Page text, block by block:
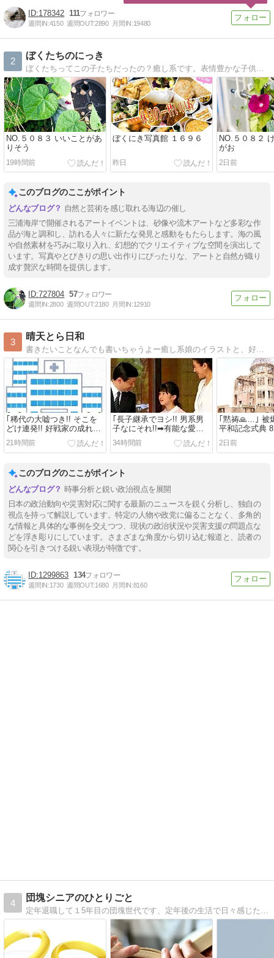
178342 111
週間IN:4150 週間OUT:2890 月間IN:19480
2
ぼくたちのにっき
ぼくたちってこの子たちだったの？癒し系です。表情豊かな子供達。北海道・千葉・岐阜・香川・奈良などのロケもあります。どうぞ遊びに来てください。
NO.５０８３ いいことがあ
りそう
19時間前
ぼくにき写真館 １６９６
昨日
NO.５０８２
がお
2日前
このブログのここがポイント
自然と芸術を感じ取れる海辺の催し
三浦海岸で開催されるアートイベントは、砂像や流木アートなど多彩な作
品が海と調和し、訪れる人々に新たな発見と感動をもたらします。海の風
や自然素材を巧みに取り入れ、幻想的でクリエイティブな空間を演出して
います。写真やとびきりの思い出作りにぴったりな、アートと自然が織り
成す贅沢な時間を提供します。
727804 57
週間IN:2800 週間OUT:2180 月間IN:12910
3
晴天とら日和
書きたいことなんでも書いちゃうよー癒し系娘のイラストと、好奇心旺盛なおばちゃんのブログです。ヨロシク！
｢稀代の大嘘つき!! そこを
どけ連発!! 好戦家の成れの
果ては!!｣
21時間前
｢長子継承でヨシ!! 男系男
子なにそれ!!➡有能な愛子
さまこそ天皇に!!｣
34時間前
｢黙祷🙏…｣ 被
平和記念式典
8：00～【原爆
2日前
このブログのここがポイント
時事分析と鋭い政治視点を展開
日本の政治動向や災害対応に関する最新のニュースを鋭く分析し、独自の
視点を持って解説しています。特定の人物や政党に偏ることなく、多角的
な情報と具体的な事例を交えつつ、現状の政治状況や災害支援の問題点な
どを浮き彫りにしています。さまざまな角度から切り込む報道と、読者の
関心を引きつける鋭い表現が特徴です。
1299863 134
週間IN:1730 週間OUT:1680 月間IN:8160
4
団塊シニアのひとりごと